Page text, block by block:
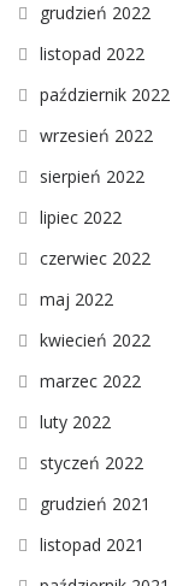
grudzień 2022
listopad 2022
październik 2022
wrzesień 2022
sierpień 2022
lipiec 2022
czerwiec 2022
maj 2022
kwiecień 2022
marzec 2022
luty 2022
styczeń 2022
grudzień 2021
listopad 2021